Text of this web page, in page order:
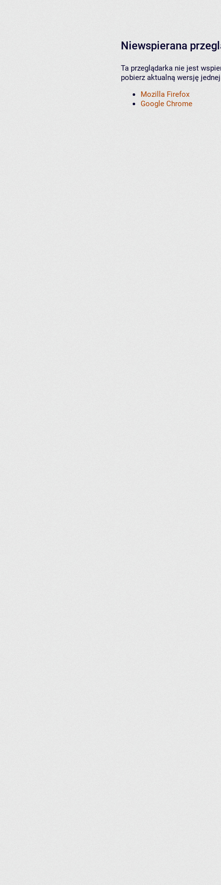
Niewspierana
Ta przeglądarka nie jest
pobierz aktualną wersję
Mozilla Firefox
Google Chrome